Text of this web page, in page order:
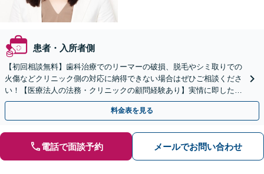
患者・入所者側
【初回相談無料】歯科治療でのリーマーの破損、脱毛やシミ取りでの
火傷などクリニック側の対応に納得できない場合はぜひご相談くださ
い！【医療法人の法務・クリニックの顧問経験あり】実情に即したア
ドバイスで、納得のできるトラブルの解決を目指します。
料金表を見る
電話で面談予約 メールでお問い合わせ